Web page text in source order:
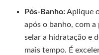
Pós-Banho:Aplique
após o banho, com a
selar a hidratação e
mais tempo. É